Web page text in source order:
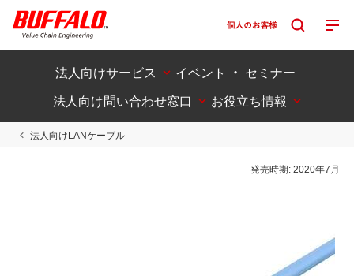
法人向けサービス
イベント ・ セミナー
法人向け問い合わせ窓口
お役立ち情報
法人向けLANケーブル
発売時期:2020年7月